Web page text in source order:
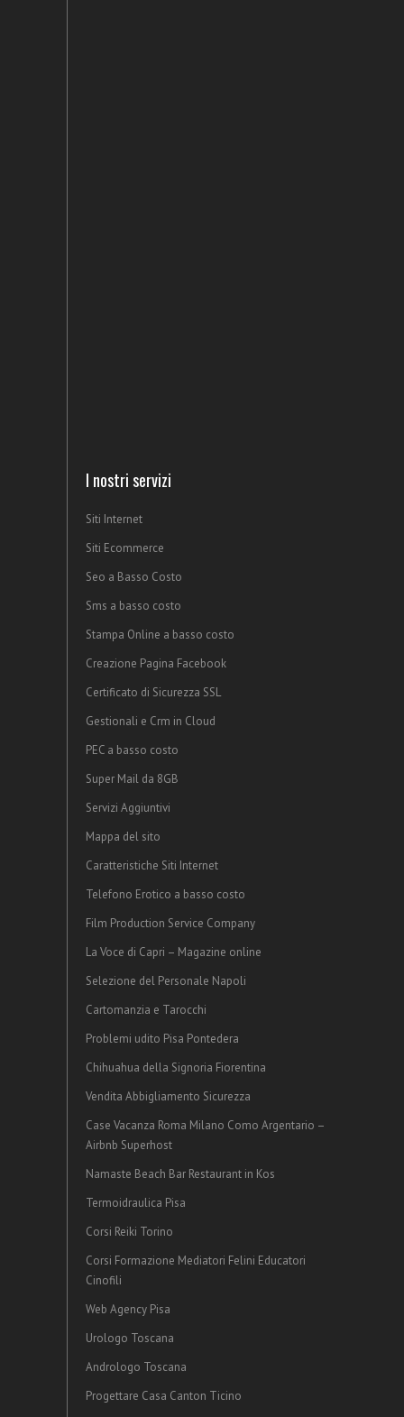
I nostri servizi
Siti Internet
Siti Ecommerce
Seo a Basso Costo
Sms a basso costo
Stampa Online a basso costo
Creazione Pagina Facebook
Certificato di Sicurezza SSL
Gestionali e Crm in Cloud
PEC a basso costo
Super Mail da 8GB
Servizi Aggiuntivi
Mappa del sito
Caratteristiche Siti Internet
Telefono Erotico a basso costo
Film Production Service Company
La Voce di Capri – Magazine online
Selezione del Personale Napoli
Cartomanzia e Tarocchi
Problemi udito Pisa Pontedera
Chihuahua della Signoria Fiorentina
Vendita Abbigliamento Sicurezza
Case Vacanza Roma Milano Como Argentario –
Airbnb Superhost
Namaste Beach Bar Restaurant in Kos
Termoidraulica Pisa
Corsi Reiki Torino
Corsi Formazione Mediatori Felini Educatori
Cinofili
Web Agency Pisa
Urologo Toscana
Andrologo Toscana
Progettare Casa Canton Ticino